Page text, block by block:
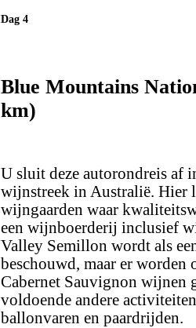
Dag 4
Blue Mountains
km)
U sluit deze autorondreis af
wijnstreek in Australië. Hier
wijngaarden waar
een wijnboerderij inclusief
Valley Semillon wordt als
beschouwd, maar er
Cabernet Sauvignon wijnen
voldoende andere
ballonvaren en paardrijden.